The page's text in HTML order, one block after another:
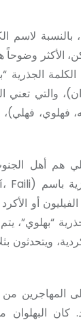
بالنسبة لاسم
وضوحاً
الجذرية
والتي
فهلوي،
هم أهل
أو الأکرد
“بهلوي”،
ويتحدثون
المهاجرين من
كان